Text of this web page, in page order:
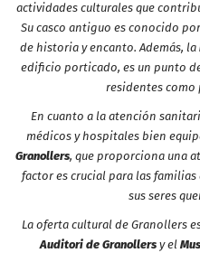
actividades culturales que
Su casco antiguo es conocido
de historia y encanto. Además, la
edificio porticado, es un punto
residentes como
En cuanto a la atención
médicos y hospitales bien
Granollers, que proporciona una
factor es crucial para las
sus seres
La oferta cultural de Granollers
Auditori de Granollersy el